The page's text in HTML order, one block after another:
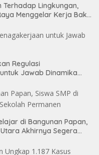
Terhadap Lingkungan,
Menggelar Kerja Bakti
Regulasi
Jawab Dinamika
di Bangunan Papan,
Utara Akhirnya Segera